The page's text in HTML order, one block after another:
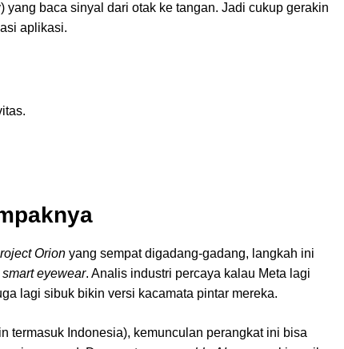
baca sinyal dari otak ke tangan. Jadi cukup gerakin
aplikasi.
Orion yang sempat digadang-gadang, langkah ini
smart eyewear. Analis industri percaya kalau Meta lagi
lagi sibuk bikin versi kacamata pintar mereka.
termasuk Indonesia), kemunculan perangkat ini bisa